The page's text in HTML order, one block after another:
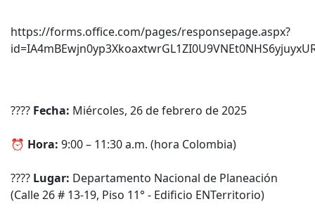
https://forms.office.com/pages/responsepage.aspx?
???? Fecha: Miércoles, 26 de febrero de 2025
⏰ Hora: 9:00 – 11:30 a.m. (hora Colombia)
???? Lugar: Departamento Nacional de Planeación
(Calle 26 # 13-19, Piso 11° - Edificio ENTerritorio)